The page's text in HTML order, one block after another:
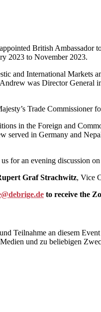
British Ambassador
2023 to November 2023.
and International Markets
was Director General
Trade Commissioner
in the Foreign and
served in Germany and
for an evening discussion
Graf Strachwitz, Vice
to receive the
Teilnahme an diesem
und zu beliebigen